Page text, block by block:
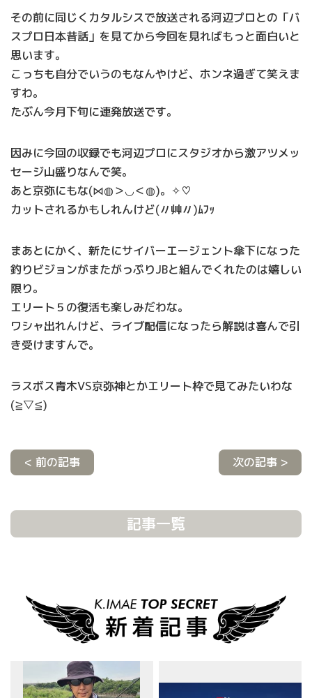
その前に同じくカタルシスで放送される河辺プロとの「バ
スプロ日本昔話」を見てから今回を見ればもっと面白いと
思います。
こっちも自分でいうのもなんやけど、ホンネ過ぎて笑えま
すわ。
たぶん今月下旬に連発放送です。
因みに今回の収録でも河辺プロにスタジオから激アツメッ
セージ山盛りなんで笑。
あと京弥にもな(⋈◍＞◡＜◍)。✧♡
カットされるかもしれんけど(〃艸〃)ﾑﾌｯ
まあとにかく、新たにサイバーエージェント傘下になった
釣りビジョンがまたがっぷりJBと組んでくれたのは嬉しい
限り。
エリート５の復活も楽しみだわな。
ワシャ出れんけど、ライブ配信になったら解説は喜んで引
き受けますんで。
ラスボス青木VS京弥神とかエリート枠で見てみたいわな
(≧▽≦)
< 前の記事 次の記事 >
記事一覧